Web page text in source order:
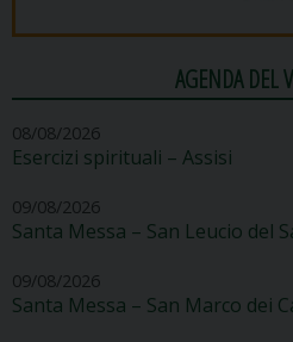
AGENDA DEL
08/08/2026
Esercizi spirituali – Assisi
09/08/2026
Santa Messa – San Leucio del
09/08/2026
Santa Messa – San Marco dei